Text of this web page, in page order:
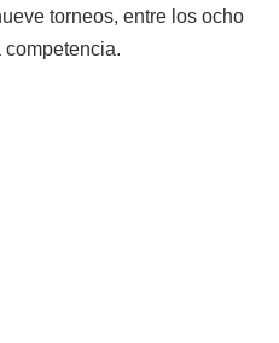
torneos, entre los ocho